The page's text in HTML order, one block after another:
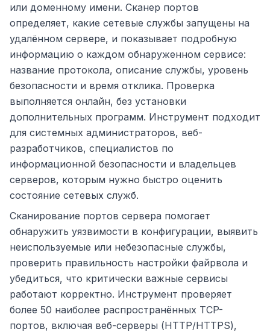
или доменному имени. Сканер портов
определяет, какие сетевые службы запущены на
удалённом сервере, и показывает подробную
информацию о каждом обнаруженном сервисе:
название протокола, описание службы, уровень
безопасности и время отклика. Проверка
выполняется онлайн, без установки
дополнительных программ. Инструмент подходит
для системных администраторов, веб-
разработчиков, специалистов по
информационной безопасности и владельцев
серверов, которым нужно быстро оценить
состояние сетевых служб.
Сканирование портов сервера помогает
обнаружить уязвимости в конфигурации, выявить
неиспользуемые или небезопасные службы,
проверить правильность настройки файрвола и
убедиться, что критически важные сервисы
работают корректно. Инструмент проверяет
более 50 наиболее распространённых TCP-
портов, включая веб-серверы (HTTP/HTTPS),